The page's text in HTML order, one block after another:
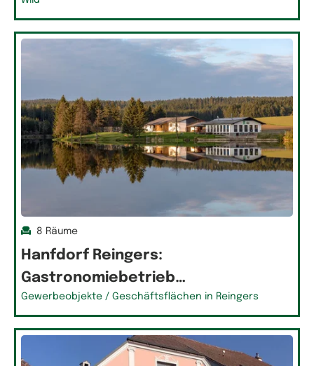
8 Räume
Hanfdorf Reingers:
Gastronomiebetrieb…
Gewerbeobjekte / Geschäftsflächen in Reingers